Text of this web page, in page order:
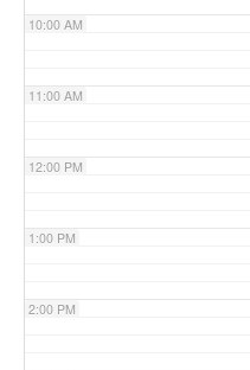
10:00 AM
11:00 AM
12:00 PM
1:00 PM
2:00 PM